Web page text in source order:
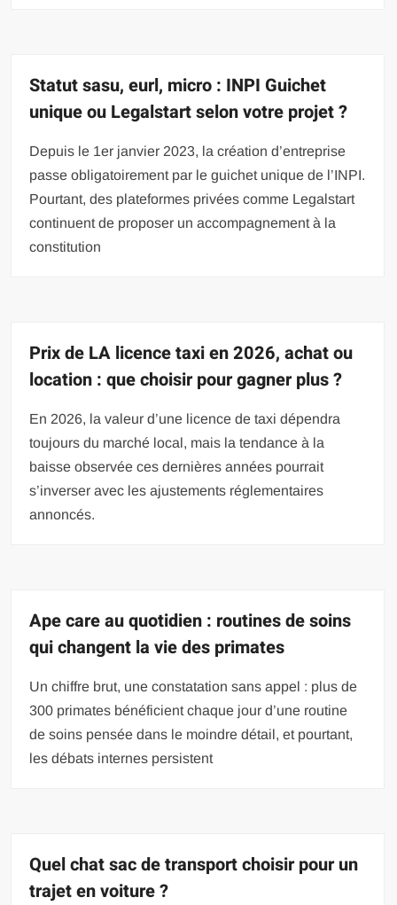
Statut sasu, eurl, micro : INPI Guichet
unique ou Legalstart selon votre projet ?
Depuis le 1er janvier 2023, la création d’entreprise
passe obligatoirement par le guichet unique de l’INPI.
Pourtant, des plateformes privées comme Legalstart
continuent de proposer un accompagnement à la
constitution
Prix de LA licence taxi en 2026, achat ou
location : que choisir pour gagner plus ?
En 2026, la valeur d’une licence de taxi dépendra
toujours du marché local, mais la tendance à la
baisse observée ces dernières années pourrait
s’inverser avec les ajustements réglementaires
annoncés.
Ape care au quotidien : routines de soins
qui changent la vie des primates
Un chiffre brut, une constatation sans appel : plus de
300 primates bénéficient chaque jour d’une routine
de soins pensée dans le moindre détail, et pourtant,
les débats internes persistent
Quel chat sac de transport choisir pour un
trajet en voiture ?